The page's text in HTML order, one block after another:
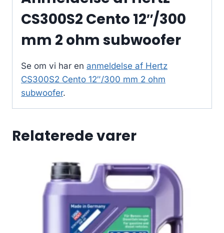
CS300S2 Cento 12″/300
mm 2 ohm subwoofer
Se om vi har en anmeldelse af Hertz
CS300S2 Cento 12″/300 mm 2 ohm
subwoofer.
Relaterede varer